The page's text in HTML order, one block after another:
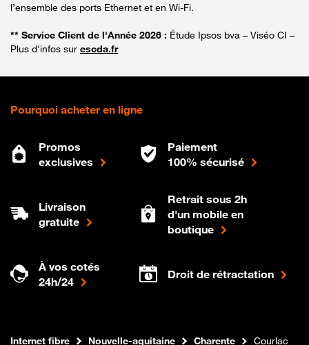
l’ensemble des ports Ethernet et en Wi-Fi.
** Service Client de l'Année 2026 : Étude Ipsos bva – Viséo CI –
Plus d'infos sur escda.fr
Pourquoi acheter en ligne
Promos
exclusives
Paiement
100% sécurisé
Livraison
gratuite
Retrait sous 2h
d'un mobile en
boutique
À vos cotés
24h/24
Droit de rétractation
Boutique Orange
Internet fibre Nouvelle-aquitaine Charente Courlac